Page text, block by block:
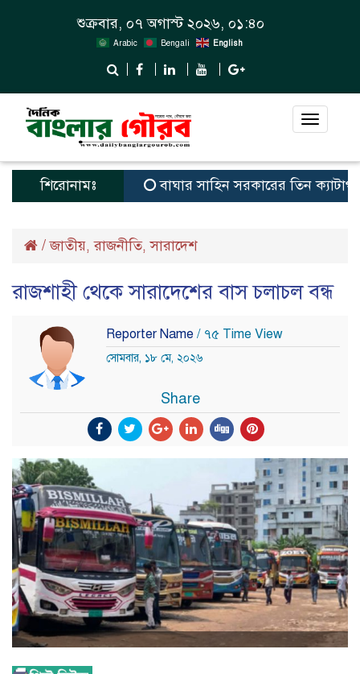
শুক্রবার, ০৭ অগাস্ট ২০২৬, ০১:৪০
Arabic Bengali English
Toggle
শিরোনামঃ বাঘার সাহিন সরকারের তিন
/জাতীয়,রাজনীতি,সারাদেশ
রাজশাহী থেকে সারাদেশের বাস চলাচল বন্ধ
Reporter Name / ৭৫ Time View
সোমবার, ১৮ মে, ২০২৬
Share